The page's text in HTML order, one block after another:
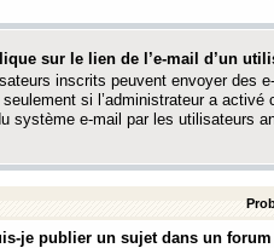
sur le lien de l’e-mail d’un
inscrits peuvent envoyer des
seulement si l’administrateur a
système e-mail par les utilisateurs
je publier un sujet dans un